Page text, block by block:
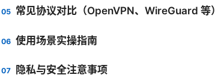
常见协议对比（OpenVPN、WireGuard 等）
使用场景实操指南
隐私与安全注意事项